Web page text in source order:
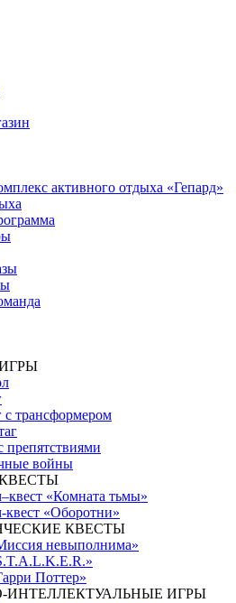
активного отдыха «Гепард»
с трансформером
препятствиями
войны
«Комната тьмы»
квест «Оборотни»
КВЕСТЫ
невыполнима»
Поттер»
ИНТЕЛЛЕКТУАЛЬНЫЕ ИГРЫ